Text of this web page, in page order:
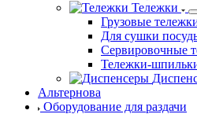
Тележки
Грузовые
Для сушки
Сервировочные
Тележки-
Альтернова
Оборудование для раздачи